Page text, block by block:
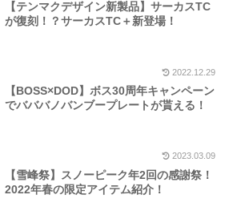
【テンマクデザイン新製品】サーカスTC
が復刻！？サーカスTC＋新登場！
2022.12.29
【BOSS×DOD】ボス30周年キャンペーン
でバババノバンブープレートが貰える！
2023.03.09
【雪峰祭】スノーピーク年2回の感謝祭！
2022年春の限定アイテム紹介！